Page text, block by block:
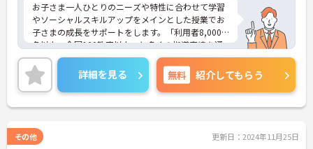
お子さま一人ひとりのニーズや特性に合わせて学習
やソーシャルスキルアップをメインとした授業でお
子さまの成長をサポートをします。「利用者8,000
名以上、全国100教室以上」と多くの指導実績を通
して培ったノウハウもあり、満足度の高いサービス
の提供とともに、自身の療育分野でのスキル向上も
目指せます。年間休日は120日前後とプライベート
との両立もしやすいです。
ご興味のある方はお気軽にお問い合わせ下さい。さ
詳細を見る 無料 紹介してもらう
その他 更新日：2024年11月25日